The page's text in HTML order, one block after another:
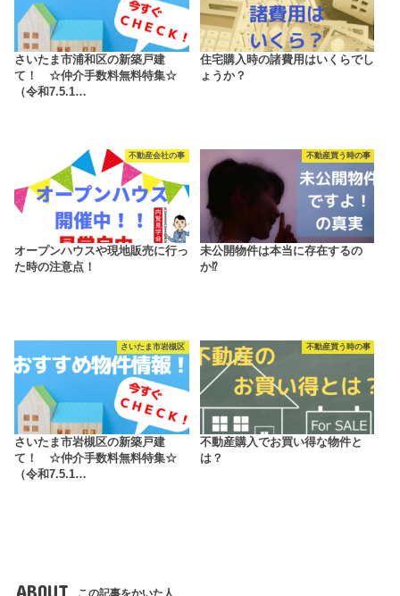
さいたま市浦和区の新築戸建
て！ ☆仲介手数料無料特集☆
（令和7.5.1…
住宅購入時の諸費用はいくらでし
ょうか？
不動産会社の事
オープンハウスや現地販売に行っ
た時の注意点！
不動産買う時の事
未公開物件は本当に存在するの
か⁉
さいたま市岩槻区
さいたま市岩槻区の新築戸建
て！ ☆仲介手数料無料特集☆
（令和7.5.1…
不動産買う時の事
不動産購入でお買い得な物件と
は？
ABOUT